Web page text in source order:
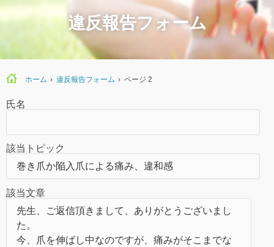
シェア 掲示板 検索
違反報告フォーム
ホーム › 違反報告フォーム › ページ 2
氏名
該当トピック
該当文章